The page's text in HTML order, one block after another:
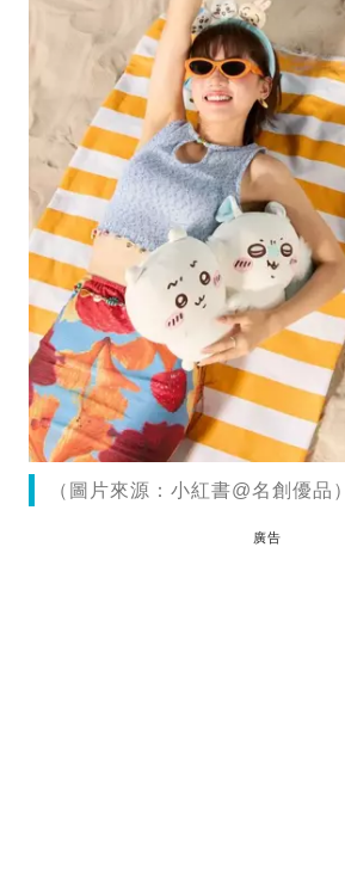
（圖片來源：小紅書@名創優品）
廣告